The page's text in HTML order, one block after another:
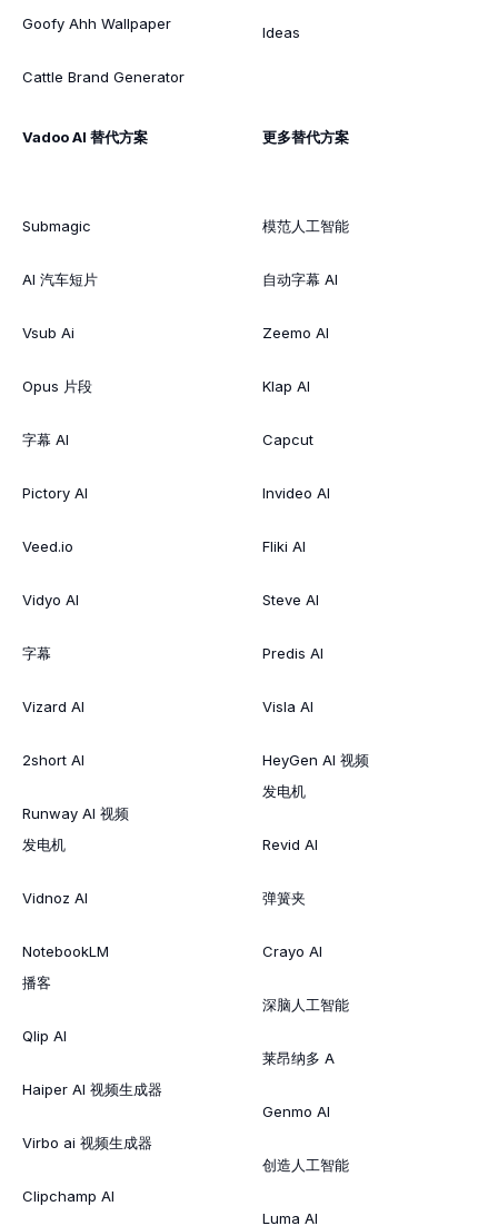
Goofy Ahh Wallpaper
Cattle Brand Generator
Ideas
Vadoo AI 替代方案
Submagic
AI 汽车短片
Vsub Ai
Opus 片段
字幕 AI
Pictory AI
Veed.io
Vidyo AI
字幕
Vizard AI
2short AI
Runway AI 视频
发电机
Vidnoz AI
NotebookLM
播客
Qlip AI
Haiper AI 视频生成器
Virbo ai 视频生成器
Clipchamp AI
更多替代方案
模范人工智能
自动字幕 AI
Zeemo AI
Klap AI
Capcut
Invideo AI
Fliki AI
Steve AI
Predis AI
Visla AI
HeyGen AI 视频
发电机
Revid AI
弹簧夹
Crayo AI
深脑人工智能
莱昂纳多 A
Genmo AI
创造人工智能
Luma AI